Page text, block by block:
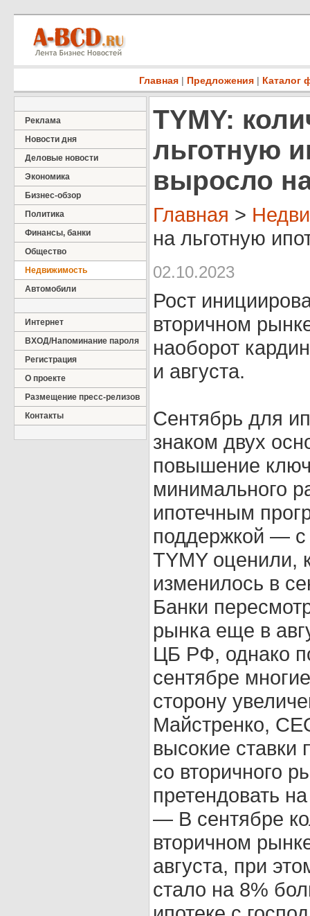
Главная | Предложения | Каталог
Реклама
Новости дня
Деловые новости
Экономика
Бизнес-обзор
Политика
Финансы, банки
Общество
Недвижимость
Автомобили
Интернет
ВХОД/Напоминание пароля
Регистрация
О проекте
Размещение пресс-релизов
Контакты
TYMY:
льготную
выросло
Главная >
на льготную
02.10.2023
Рост
вторичном
наоборот
и августа.
Сентябрь для
знаком двух
повышение
минимального
ипотечным
поддержкой —
TYMY оценили,
изменилось в
Банки
рынка еще в
ЦБ РФ, однако
сентябре
сторону
Майстренко,
высокие ставки
со вторичного
претендовать
— В сентябре
вторичном
августа, при
стало на 8%